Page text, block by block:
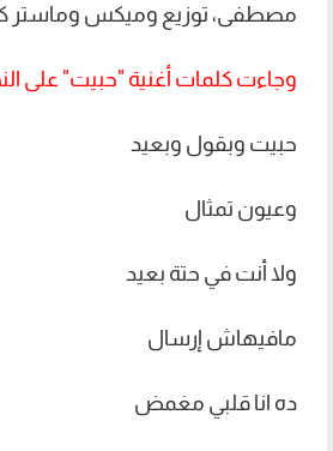
مصطفى، توزيع وميكس وماستر
وجاءت كلمات أغنية "حبيت" على
حبيت وبقول وبعيد
وعيون تمثال
ولا أنت في حتة بعيد
مافيهاش إرسال
ده انا قلبي مغمض